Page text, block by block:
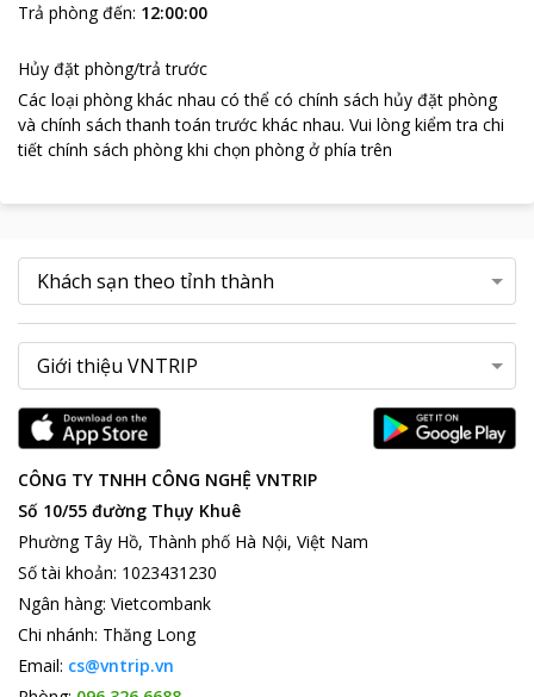
Trả phòng đến: 12:00:00
Hủy đặt phòng/trả trước
Các loại phòng khác nhau có thể có chính sách hủy đặt phòng
và chính sách thanh toán trước khác nhau. Vui lòng kiểm tra chi
tiết chính sách phòng khi chọn phòng ở phía trên
CÔNG TY TNHH CÔNG NGHỆ VNTRIP
Số 10/55 đường Thụy Khuê
Phường Tây Hồ, Thành phố Hà Nội, Việt Nam
Số tài khoản: 1023431230
Ngân hàng: Vietcombank
Chi nhánh: Thăng Long
Email: cs@vntrip.vn